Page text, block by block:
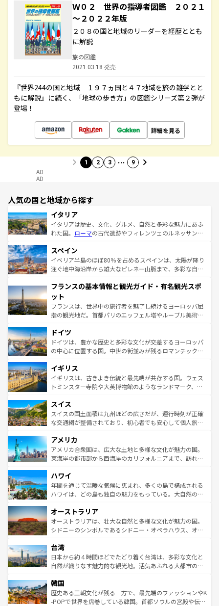
Ｗ０２ 世界の指導者図鑑 ２０２１
～２０２２年版
２０８の国と地域のリーダーを経歴ととも
に解説
旅の図鑑
2021.03.18 発売
『世界244の国と地域 １９７ヵ国と４７地域を旅の雑学とと
もに解説』に続く、「地球の歩き方」の図鑑シリーズ第２弾が
登場！
詳細を見る
1 2 3 … 9
AD
AD
人気の国と地域から探す
イタリア
イタリアは歴史、文化、グルメ、自然と多彩な魅力にあふ
れた国。 ローマの古代遺跡やフィレンツェのルネッサンス
ろん、トスカーナの美しい田園風景やアマルフィ海岸の絶
景など、自然景観も見逃せない。観光の合間には、本場の
ピザやパスタなど、絶品のイタリア料理を堪能することも
ませてくれるイタリアで、忘れられない旅をしてみよう！
なお、新着のイタリア情報は
しい。
スペイン
イベリア半島のほぼ80％を占めるスペインは、太陽が降り
注ぐ地中海沿岸から雄大なピレネー山脈まで、多彩な自然
文化が根付くこの国では、情熱的なフラメンコ、熱気あふ
れる闘牛、そして美味しいタパスが生活の一部となってい
る。首都マドリードの洗練された雰囲気や、バルセロナの
アートに溢れた街角から、地方では古代ローマ遺跡や中世
せる。地方によって風土や気候が異なるスペインはその個
性で訪れる人を魅了する。 なお、新着のスペイン情報は コ
ンテンツ一覧を参照してほしい。
フランスの基本情報と観光ガイド・有名観光スポ
ット
フランスは、世界中の旅行者を魅了し続けるヨーロッパ屈
指の観光地だ。首都パリのエッフェル塔やルーブル美術館
で、幅広い魅力が詰まっている。華麗な宮殿、歴史的な大
聖堂、美しいビーチ、そして豊かな自然が、訪れる者を心
から魅了する。また、フランスは美食の国としても知ら
いる。シャンパンの発祥地であるランス、プロヴァンスの
香り高いラベンダー畑など、多彩な楽しみ方が可能だ。さ
らに、パリ以外の地域にも魅力が溢れており、どの街角に
れる地方に足を運ぶとそれぞれで全く異なる文化を体験で
きるだろう。 なお、新着のフランス情報はコンテンツ一覧
を参照してほしい。
ドイツ
ドイツは、豊かな歴史と多彩な文化が交差するヨーロッパ
の中心に位置する国。中世の街並みが残るロマンチック街
顔を持つこの国は、どこを歩いても飽きることがない。ベ
ルリンの文化的活気、バイエルン州のアルプスの絶景、そ
してライン川沿いのワイン畑といった風景は必見。ビール
は、お酒好きな人にはぜひ体験してほしい。 なお、新着の
ドイツ情報はコンテンツ一覧を参照してほしい。
イギリス
イギリスは、古きよき伝統と最先端が共存する国。ウェス
トミンスター寺院や大英博物館のようなランドマーク、歴
リアごとに異なる魅力がある。また、優雅なアフタヌーン
ティー、ビール好きにはたまらない英国パブ、サッカー観
戦など、本場だからこそできる体験も豊富。イギリスを旅
ンツ一覧を参照してほしい。
スイス
スイスの国土面積は九州ほどの広さだが、運行時刻が正確
な交通網が整備されており、初心者でも安心して個人旅行
の建物がそのまま残る町や、スイスならではのユニークな
博物館もあり、アルプス観光だけでなく町歩きも満喫する
ことができる。国民の所得が高いため物価も高いが、旅行
ば市内交通費無料で観光を楽しむこともできる。 なお、新
着のスイス情報はコンテンツ一覧 を参照してほしい。
アメリカ
アメリカ合衆国は、広大な土地と多様な文化が魅力の国。
東海岸の都市部から西海岸のカリフォルニアまで、訪れる
のような巨大都市は、観光、ショッピング、エンターテイ
ンメントが詰まった刺激的なスポットだ。一方、アメリカ
西部には大自然が広がり、グランドキャニオンやイエロー
部のニューオーリンズでは、音楽と美食が融合した独特の
文化が魅力。旅行者はアメリカの各地域で異なる魅力を楽
しみながら、その多様性と豊かな歴史を感じることができ
ならではの贅沢な旅のスタイルだ。 なお、新着のアメリカ
情報はコンテンツ一覧を参照してほしい。
ハワイ
年間を通じて温暖な気候に恵まれ、多くの島で構成される
ハワイは、どの島も独自の魅力をもっている。大自然の神
ワイ島は見逃せない。また、定番の観光地といえばオアフ
島だが、静かな自然を求めるならマウイ島やカウアイ島が
おすすめ。エメラルドグリーンに輝く海をはじめ、豊かな
れるおもてなしの心で訪れる人々を迎えてくれるハワイの
人々、おいしいローカルフードやハワイアンミュージッ
ク、伝統的なフラダンスなど、すべてがハワイの魅力を彩
ワイを、存分に味わってほしい。 なお、新着のハワイ情報
はコンテンツ一覧を参照してほしい。
オーストラリア
オーストラリアは、壮大な自然と多様な文化が魅力の国。
シドニーのシンボルであるシドニー・オペラハウス、オー
リアリーフや大陸中央部にそびえるウルル（エアーズロッ
ク）、タスマニアの美しい原生林やケアンズの熱帯雨林な
ど、見どころがたくさん。また、カフェやワイン、オージ
いる。アクティビティも充実しており、サーフィンやダイ
ビング、ハイキングなど、アウトドア好きにはたまらな
い。オーストラリアの多彩な魅力を存分に味わいつくそ
台湾
日本から約４時間ほどでたどり着く台湾は、多彩な文化と
自然が織りなす魅力的な観光地。活気あふれる大都市の台
ン）、静ひつな山岳地帯である台湾東部など、都市の喧騒
と山間の静けさが共存しており、訪れる人に新しい発見と
驚きをもたらしてくれる。また、奥深い台湾の食文化も魅
韓国
歴史ある王朝文化が残る一方で、最先端のファッションやK
-POPで世界を席巻している韓国。首都ソウルの宮殿や伝統